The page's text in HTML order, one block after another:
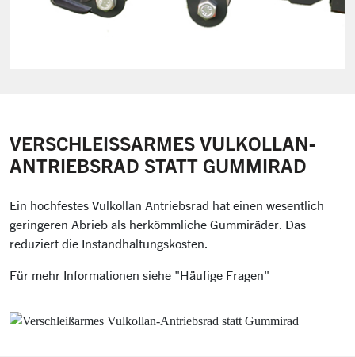
VERSCHLEISSARMES VULKOLLAN-A
NTRIEBSRAD STATT GUMMIRAD
Ein hochfestes Vulkollan Antriebsrad hat einen wesentlich
geringeren Abrieb als herkömmliche Gummiräder. Das
reduziert die Instandhaltungskosten.
Für mehr Informationen siehe "Häufige Fragen"